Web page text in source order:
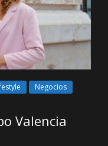
Negocios
Valencia